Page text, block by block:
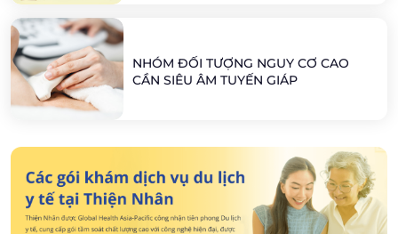
NHÓM ĐỐI TƯỢNG NGUY CƠ CAO
CẦN SIÊU ÂM TUYẾN GIÁP